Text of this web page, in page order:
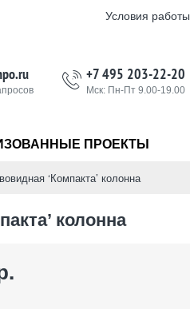
Условия работы
+7 495 203-22-20
Мск: Пн-Пт 9.00-19.00
ПРОЕКТЫ
‘Компакта’ колонна
колонна